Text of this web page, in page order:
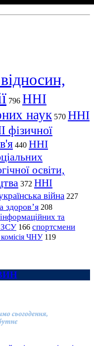
796 ННІ
наук 570 ННІ
фізичної
440 ННІ
освіти,
372 ННІ
війна 227
здоров’я 208
та
ЗСУ 166 спортсмени
ЧНУ 119